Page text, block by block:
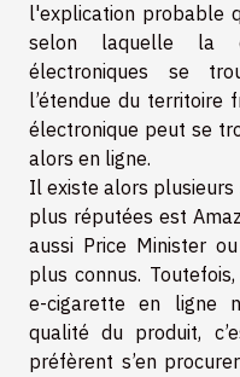
l'explication probable
selon laquelle la
électroniques se
l’étendue du territoire
électronique peut se
alors en ligne.
Il existe alors plusieurs
plus réputées est
aussi Price Minister
plus connus.
e-cigarette en ligne
qualité du produit,
préfèrent s’en